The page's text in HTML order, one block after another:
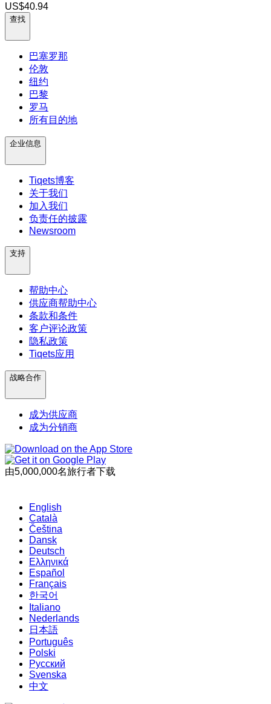
US$40.94
查找
巴塞罗那
伦敦
纽约
巴黎
罗马
所有目的地
企业信息
Tiqets博客
关于我们
加入我们
负责任的披露
Newsroom
支持
帮助中心
供应商帮助中心
条款和条件
客户评论政策
隐私政策
Tiqets应用
战略合作
成为供应商
成为分销商
由5,000,000名旅行者下载
English
Català
Čeština
Dansk
Deutsch
Ελληνικά
Español
Français
한국어
Italiano
Nederlands
日本語
Português
Polski
Русский
Svenska
中文